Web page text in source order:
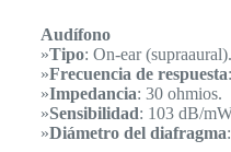
Audífono
»Tipo: On-ear (supraaural).
»Frecuencia de respuesta
»Impedancia: 30 ohmios.
»Sensibilidad: 103 dB/
»Diámetro del diafragma